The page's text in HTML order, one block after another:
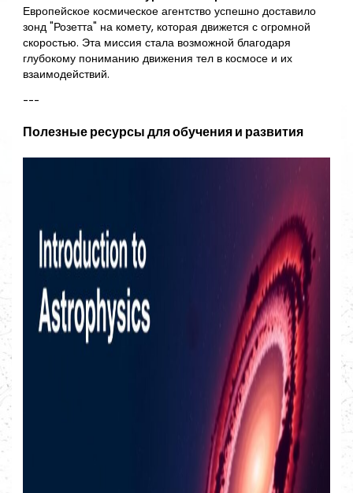
Европейское космическое агентство успешно доставило
зонд "Розетта" на комету, которая движется с огромной
скоростью. Эта миссия стала возможной благодаря
глубокому пониманию движения тел в космосе и их
взаимодействий.
---
Полезные ресурсы для обучения и развития